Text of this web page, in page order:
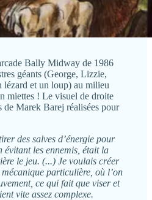
Bally Midway de 1986
géants (George, Lizzie,
lézard et un loup) au milieu
miettes ! Le visuel de droite
de Marek Barej réalisées pour
des salves d’énergie pour
évitant les ennemis, était la
le jeu. (...) Je voulais créer
particulière, où l’on
ce qui fait que viser et
vite assez complexe.